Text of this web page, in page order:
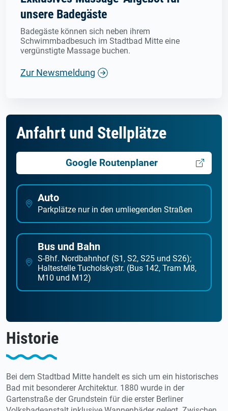
unsere Badegäste
Badegäste können sich neben ihrem
Schwimmbadbesuch im Stadtbad Mitte eine
vergünstigte Massage buchen.
Zur Newsmeldung
Anfahrt und Stellplätze
Google Routenplaner
Auto
Parkplätze nur in den umliegenden Straßen
Bus und Bahn
S-Bhf. Nordbahnhof (S1, S2, S25 und S26);
Haltestelle Tucholskystr. (Bus 142, Tram M8,
M10 und M12)
Historie
Bei dem Stadtbad Mitte handelt es sich um ein historisches
Bad mit besonderer Architektur. 1880 wurde in der
Gartenstraße der Grundstein für die erster Berliner